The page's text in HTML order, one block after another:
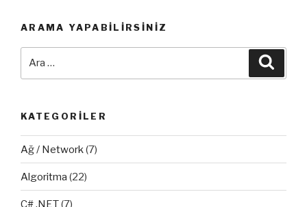
ARAMA YAPABILIRSINIZ
KATEGORILER
Ağ / Network(7)
Algoritma (22)
C# .NET(7)